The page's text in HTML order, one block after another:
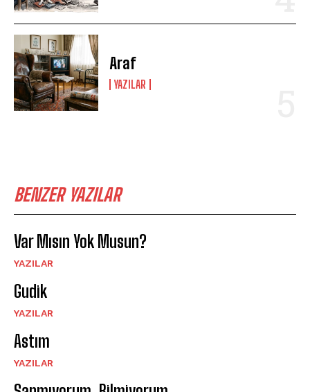
Araf
YAZILAR
BENZER YAZILAR
Var Mısın Yok Musun?
YAZILAR
Gudik
YAZILAR
Astım
YAZILAR